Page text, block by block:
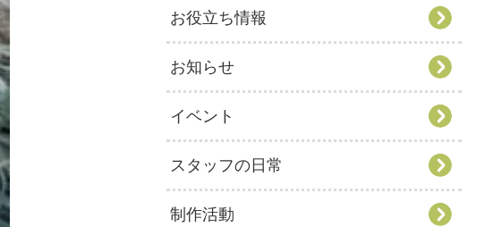
お役立ち情報
お知らせ
イベント
スタッフの日常
制作活動